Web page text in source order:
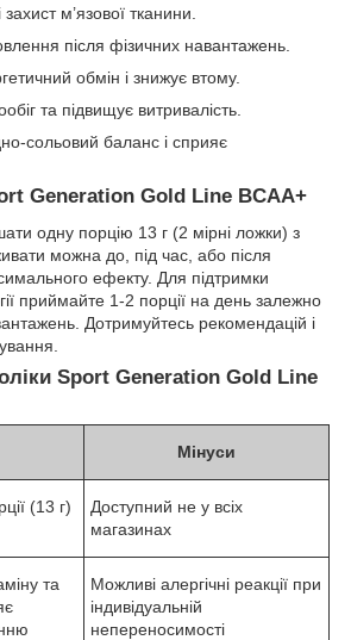
м’язової тканини.
після фізичних навантажень.
обмін і знижує втому.
та підвищує витривалість.
сольовий баланс і сприяє
Generation Gold Line BCAA+
одну порцію 13 г (2 мірні ложки) з
можна до, під час, або після
ефекту. Для підтримки
приймайте 1-2 порції на день залежно
Дотримуйтесь рекомендацій і
Sport Generation Gold Line
Мінуси
(13 г)
Доступний не у всіх
магазинах
та
Можливі алергічні реакції при
індивідуальній
непереносимості